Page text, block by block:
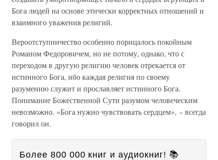
Бога людей на основе этически корректных отношений и
взаимного уважения религий.
Вероотступничество особенно порицалось покойным
Романом Федоровичем, но не потому, однако, что с
переходом в другую религию человек отрекается от
истинного Бога, ибо каждая религия по своему
разумению служит и прославляет истинного Бога.
Понимание Божественной Сути разумом человеческим
невозможно. «Бога нужно чувствовать сердцем», – всегда
говорил он.
Более 800 000 книг и аудиокниг! 📚